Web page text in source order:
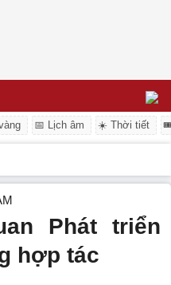
📅 Lịch âm ☀️ Thời tiết
Phát triển
hợp tác